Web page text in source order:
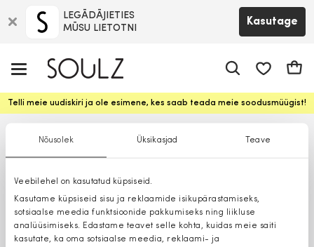
Nõusolek Üksikasjad Teave
Veebilehel on kasutatud küpsiseid.
Kasutame küpsiseid sisu ja reklaamide isikupärastamiseks,
sotsiaalse meedia funktsioonide pakkumiseks ning liikluse
analüüsimiseks. Edastame teavet selle kohta, kuidas meie saiti
kasutate, ka oma sotsiaalse meedia, reklaami- ja
LEGĀDĀJIETIES
MŪSU LIETOTNI
Kasutage
Telli meie uudiskiri ja ole esimene, kes saab teada meie soodusmüügist!